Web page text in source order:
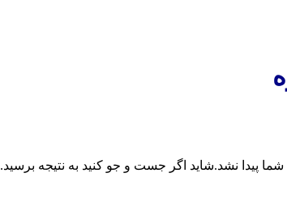
پیدا نشد.شاید اگر جست و جو کنید به نتیجه برسید.